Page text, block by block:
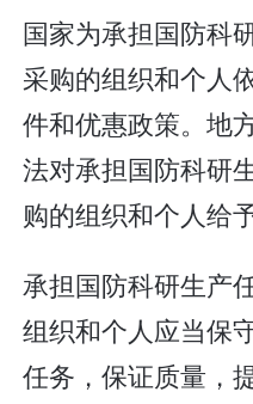
国家为承担国防科
采购的组织和个人
件和优惠政策。地
法对承担国防科研
购的组织和个人给
承担国防科研生产
组织和个人应当保
任务，保证质量，